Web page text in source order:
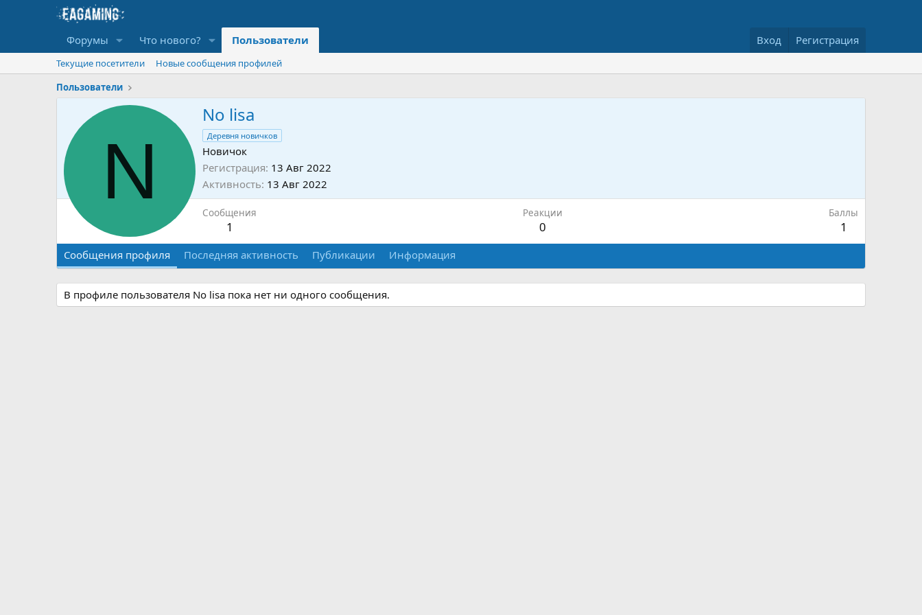
Форумы Что нового? Пользователи Вход Регистрация
Текущие посетители
Новые сообщения профилей
Пользователи
N
No lisa
Деревня новичков
Новичок
Регистрация 13 Авг 2022
Активность 13 Авг 2022
Сообщения
1
Реакции
0
Баллы
1
Сообщения профиля Последняя активность Публикации Информация
В профиле пользователя No lisa пока нет ни одного сообщения.